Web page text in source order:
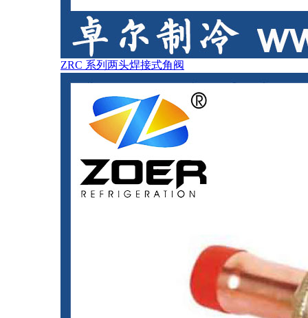
ZRC 系列两头焊接式角阀